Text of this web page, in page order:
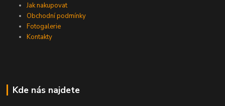
Jak nakupovat
Obchodní podmínky
Fotogalerie
Kontakty
Kde nás najdete